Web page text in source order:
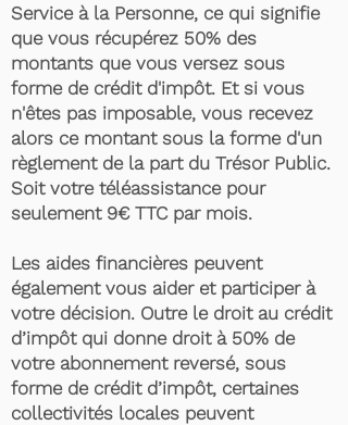
Service à la Personne, ce qui signifie
que vous récupérez 50% des
montants que vous versez sous
forme de crédit d'impôt. Et si vous
n'êtes pas imposable, vous recevez
alors ce montant sous la forme d'un
règlement de la part du Trésor Public.
Soit votre téléassistance pour
seulement 9€ TTC par mois.
Les aides financières peuvent
également vous aider et participer à
votre décision. Outre le droit au crédit
d’impôt qui donne droit à 50% de
votre abonnement reversé, sous
forme de crédit d’impôt, certaines
collectivités locales peuvent